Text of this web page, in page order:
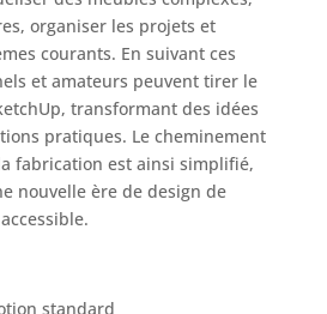
organiser les projets et
courants. En suivant ces
et amateurs peuvent tirer le
transformant des idées
pratiques. Le cheminement
fabrication est ainsi simplifié,
nouvelle ère de design de